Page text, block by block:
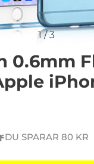
1/3
0.6mm
pris
DU SPARAR 80 KR